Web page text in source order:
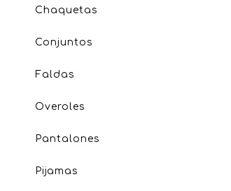
Chaquetas
Conjuntos
Faldas
Overoles
Pantalones
Pijamas